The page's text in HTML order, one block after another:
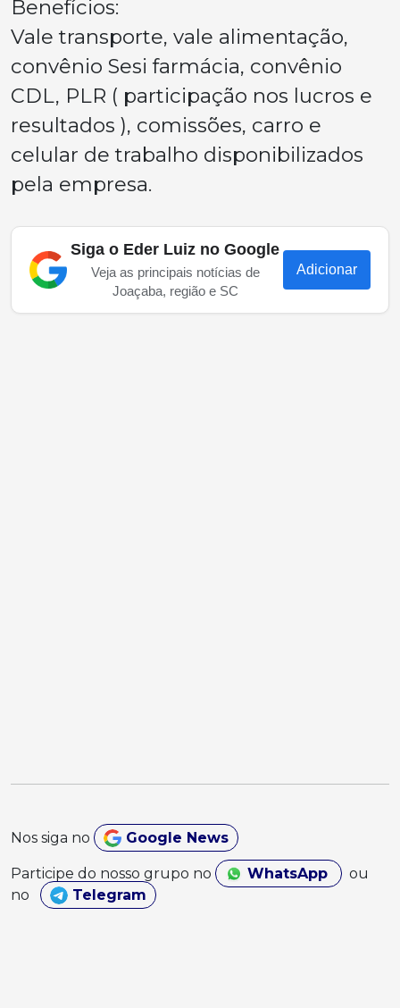
Benefícios:
Vale transporte, vale alimentação,
convênio Sesi farmácia, convênio
CDL, PLR ( participação nos lucros e
resultados ), comissões, carro e
celular de trabalho disponibilizados
pela empresa.
Siga o Eder Luiz no Google
Veja as principais notícias de
Joaçaba, região e SC
Adicionar
Nos siga no Google News
Participe do nosso grupo no WhatsApp
ou
no
Telegram